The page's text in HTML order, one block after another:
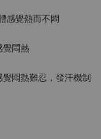
感覺熱而不悶
覺悶熱
悶熱難忍，發汗機制